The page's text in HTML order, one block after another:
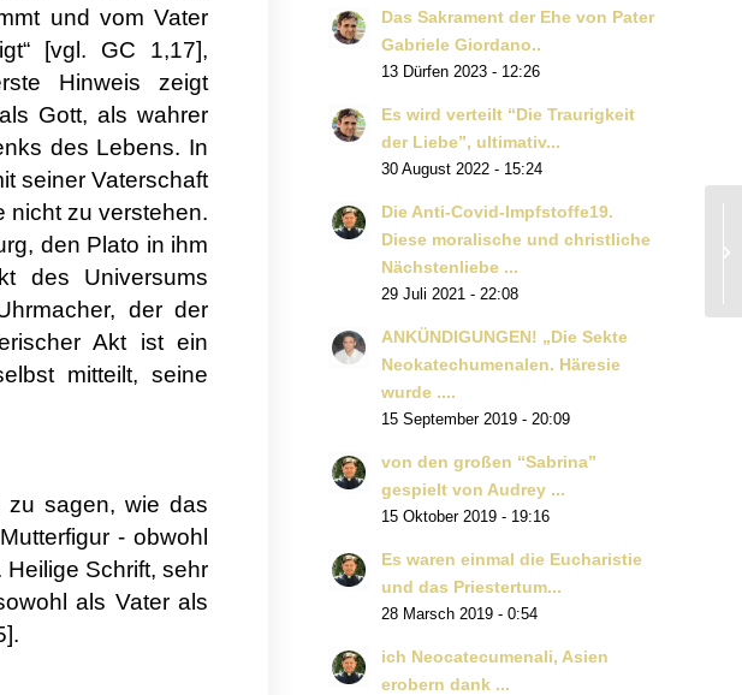
und vom Vater
[vgl. GC 1,17],
Hinweis zeigt
Gott, als wahrer
des Lebens. In
seiner Vaterschaft
nicht zu verstehen.
den Plato in ihm
des Universums
der der
Akt ist ein
mitteilt, seine
zu sagen, wie das
- obwohl
Schrift, sehr
als Vater als
Das Sakrament der Ehe von Pater
Gabriele Giordano..
13 Dürfen 2023 - 12:26
Es wird verteilt “Die Traurigkeit
der Liebe”, ultimativ...
30 August 2022 - 15:24
Die Anti-Covid-Impfstoffe19.
Diese moralische und christliche
Nächstenliebe ...
29 Juli 2021 - 22:08
ANKÜNDIGUNGEN! „Die Sekte
Neokatechumenalen. Häresie
wurde ....
15 September 2019 - 20:09
von den großen “Sabrina”
gespielt von Audrey ...
15 Oktober 2019 - 19:16
Es waren einmal die Eucharistie
und das Priestertum...
28 Marsch 2019 - 0:54
ich Neocatecumenali, Asien
erobern dank ...